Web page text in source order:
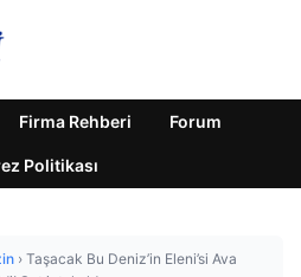
Firma Rehberi Forum
Politikası
› Taşacak Bu Deniz’in Eleni’si Ava